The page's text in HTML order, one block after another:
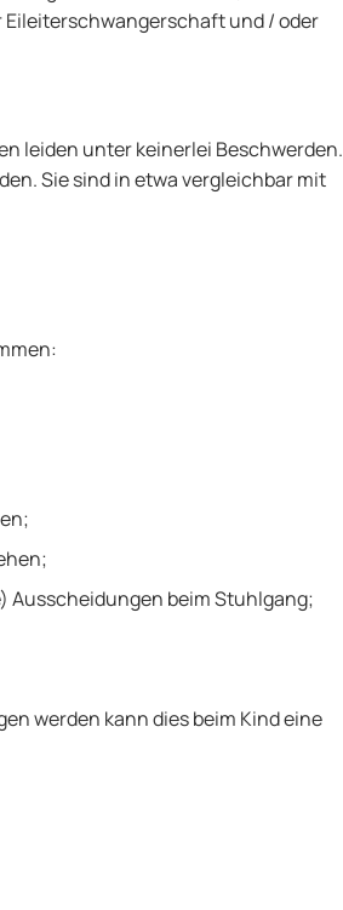
Eileiterschwangerschaft und / oder
leiden unter keinerlei Beschwerden.
Sie sind in etwa vergleichbar mit
Ausscheidungen beim Stuhlgang;
werden kann dies beim Kind eine